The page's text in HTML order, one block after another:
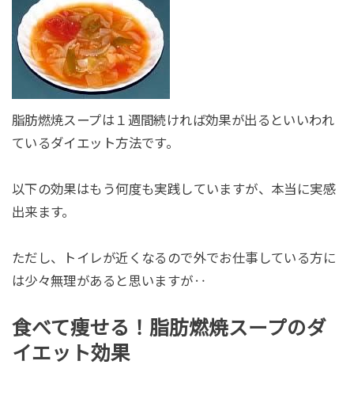
脂肪燃焼スープは１週間続ければ効果が出るといいわれ
ているダイエット方法です。
以下の効果はもう何度も実践していますが、本当に実感
出来ます。
ただし、トイレが近くなるので外でお仕事している方に
は少々無理があると思いますが‥
食べて痩せる！脂肪燃焼スープのダ
イエット効果